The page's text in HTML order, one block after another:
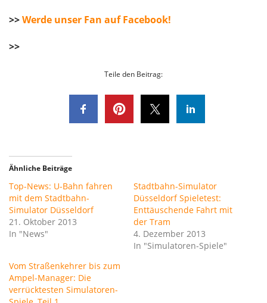
>>Werde unser Fan auf Facebook!
>>
Teile den Beitrag:
Ähnliche Beiträge
Top-News: U-Bahn fahren
mit dem Stadtbahn-
Simulator Düsseldorf
21. Oktober 2013
In "News"
Stadtbahn-Simulator
Düsseldorf Spieletest:
Enttäuschende Fahrt mit
der Tram
4. Dezember 2013
In "Simulatoren-Spiele"
Vom Straßenkehrer bis zum
Ampel-Manager: Die
verrücktesten Simulatoren-